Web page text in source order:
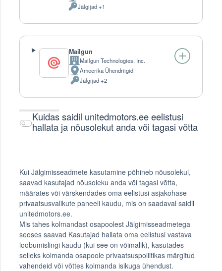
koht:
Töödeldud
Jälgijad +1
Mailgun
Company:
Mailgun Technologies, Inc.
Töötlemise
koht:
Ameerika Ühendriigid
Töödeldud
Jälgijad +2
Kuidas saidil unitedmotors.ee eelistusi
hallata ja nõusolekut anda või tagasi võtta
Kui Jälgimisseadmete kasutamine põhineb nõusolekul,
saavad kasutajad nõusoleku anda või tagasi võtta,
määrates või värskendades oma eelistusi asjakohase
privaatsusvalikute paneeli kaudu, mis on saadaval saidil
unitedmotors.ee.
Mis tahes kolmandast osapoolest Jälgimisseadmetega
seoses saavad Kasutajad hallata oma eelistusi vastava
loobumislingi kaudu (kui see on võimalik), kasutades
selleks kolmanda osapoole privaatsuspoliitikas märgitud
vahendeid või võttes kolmanda isikuga ühendust.